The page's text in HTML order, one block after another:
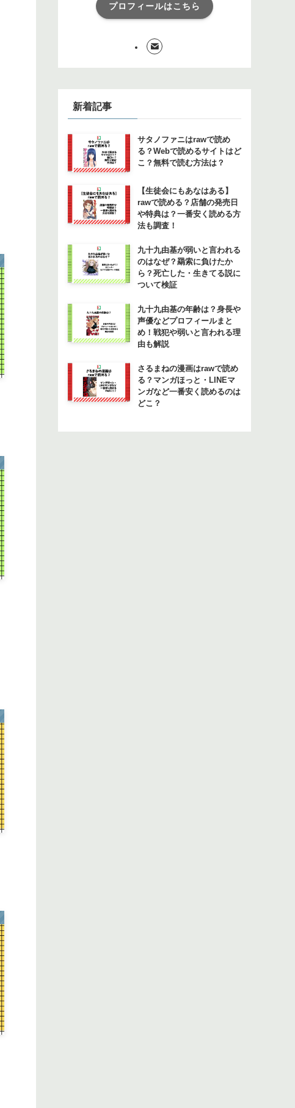
プロフィールはこちら
新着記事
サタノファニはrawで読め
る？Webで読めるサイトはど
こ？無料で読む方法は？
【生徒会にもあなはある】
rawで読める？店舗の発売日
や特典は？一番安く読める方
法も調査！
九十九由基が弱いと言われる
のはなぜ？羂索に負けたか
ら？死亡した・生きてる説に
ついて検証
九十九由基の年齢は？身長や
声優などプロフィールまと
め！戦犯や弱いと言われる理
由も解説
さるまねの漫画はrawで読め
る？マンガほっと・LINEマ
ンガなど一番安く読めるのは
どこ？